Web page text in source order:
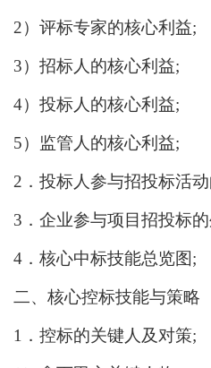
2）评标专家的核心利益;
3）招标人的核心利益;
4）投标人的核心利益;
5）监管人的核心利益;
2．投标人参与招投标活
3．企业参与项目招投标
4．核心中标技能总览图;
二、核心控标技能与策略
1．控标的关键人及对策;